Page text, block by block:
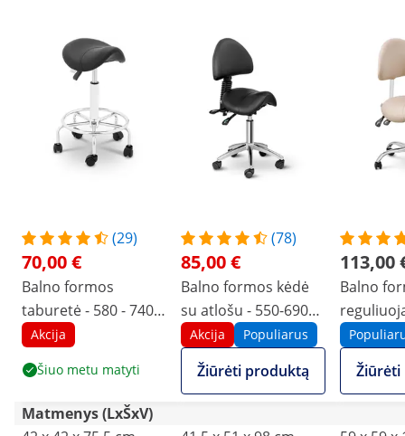
(29)
70,00 €
Balno formos
taburetė - 580 - 740
mm - 150 kg - juoda
Akcija
Šiuo metu matyti
(78)
85,00 €
Balno formos kėdė
su atlošu - 550-690
mm - 150 kg - juoda
Akcija Populiarus
Žiūrėti produktą
113,00
Balno
ir
51-65 cm
Matmenys (LxŠxV)